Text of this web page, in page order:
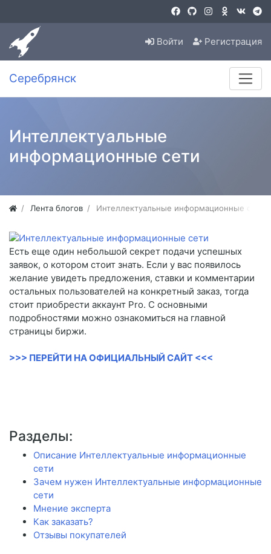
Войти Регистрация
Серебрянск
Интеллектуальные
информационные сети
Лента блогов Интеллектуальные информационные сети
Есть еще один небольшой секрет подачи успешных
заявок, о котором стоит знать. Если у вас появилось
желание увидеть предложения, ставки и комментарии
остальных пользователей на конкретный заказ, тогда
стоит приобрести аккаунт Pro. С основными
подробностями можно ознакомиться на главной
страницы биржи.
>>> ПЕРЕЙТИ НА ОФИЦИАЛЬНЫЙ САЙТ <<<
Разделы:
Описание Интеллектуальные информационные
сети
Зачем нужен Интеллектуальные информационные
сети
Мнение эксперта
Как заказать?
Отзывы покупателей